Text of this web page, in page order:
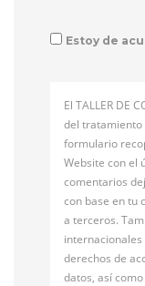
Estoy de
El TALLER DE
del tratamiento
formulario
Website con el
comentarios
con base en tu
a terceros.
internacionales
derechos de
datos, así